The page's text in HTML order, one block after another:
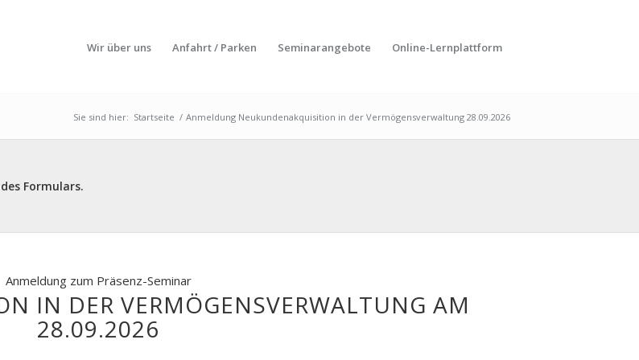
Wir über uns Anfahrt / Parken Seminarangebote Online-Lernplattform
Sie sind hier: Startseite / Anmeldung Neukundenakquisition in der Vermögensverwaltung 28.09.2026
Formulars.
Anmeldung zum Präsenz-Seminar
IN DER VERMÖGENSVERWALTUNG AM
28.09.2026